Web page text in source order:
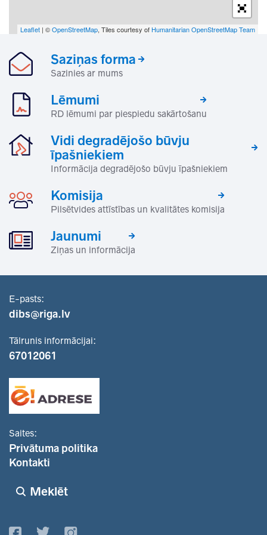
Leaflet | ©OpenStreetMap, Tiles courtesy of Humanitarian OpenStreetMap Team
Saziņas forma
Sazinies ar mums
Lēmumi
RD lēmumi par piespiedu sakārtošanu
Vidi degradējošo būvju
īpašniekiem
Informācija degradējošo būvju īpašniekiem
Komisija
Pilsētvides attīstības un kvalitātes komisija
Jaunumi
Ziņas un informācija
E-pasts:
dibs@riga.lv
Tālrunis informācijai:
67012061
Saites:
Privātuma politika
Kontakti
Meklēt